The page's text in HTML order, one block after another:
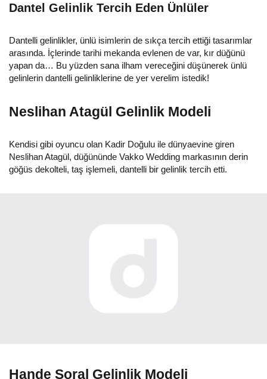
Dantel Gelinlik Tercih Eden Ünlüler
Dantelli gelinlikler, ünlü isimlerin de sıkça tercih ettiği tasarımlar
arasında. İçlerinde tarihi mekanda evlenen de var, kır düğünü
yapan da… Bu yüzden sana ilham vereceğini düşünerek ünlü
gelinlerin dantelli gelinliklerine de yer verelim istedik!
Neslihan Atagül Gelinlik Modeli
Kendisi gibi oyuncu olan Kadir Doğulu ile dünyaevine giren
Neslihan Atagül, düğününde Vakko Wedding markasının derin
göğüs dekolteli, taş işlemeli, dantelli bir gelinlik tercih etti.
Hande Soral Gelinlik Modeli